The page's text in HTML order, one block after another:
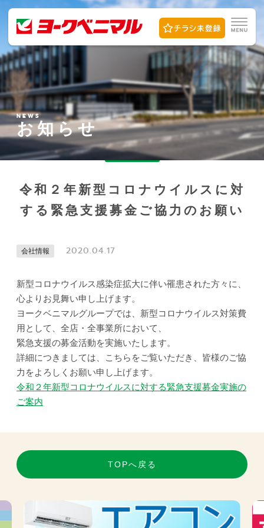
NEWS
お知らせ
令和２年新型コロナウイルスに対
する緊急支援募金ご協力のお願い
会社情報 2020.04.17
新型コロナウイルス感染症拡大に伴い罹患された方々に、
心よりお見舞い申し上げます。
ヨークベニマルグループでは、新型コロナウイルス対策費
用として、全店・全事業所において、
緊急支援の募金活動を実施いたします。
詳細につきましては、こちらをご覧いただき、皆様のご協
力をよろしくお願い申し上げます。
令和２年新型コロナウイルスに対する緊急支援募金実施の
ご案内
TOPへ戻る